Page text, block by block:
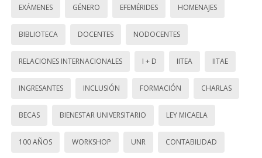
EXÁMENES GÉNERO EFEMÉRIDES HOMENAJES
BIBLIOTECA DOCENTES NODOCENTES
RELACIONES INTERNACIONALES I + D IITEA IITAE
INGRESANTES INCLUSIÓN FORMACIÓN CHARLAS
BECAS BIENESTAR UNIVERSITARIO LEY MICAELA
100 AÑOS WORKSHOP UNR CONTABILIDAD